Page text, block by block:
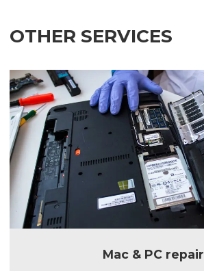
OTHER SERVICES
Mac & PC repair